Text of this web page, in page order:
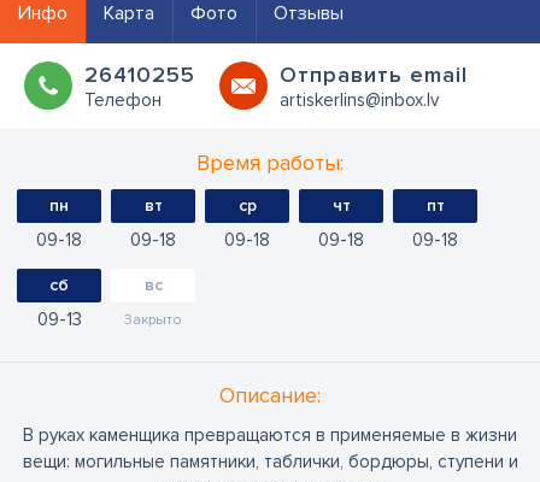
Инфо Карта Фото Отзывы
26410255
Телефон
Oтправить email
artiskerlins@inbox.lv
Время работы:
пн
09 18
вт
09 18
ср
09 18
чт
09 18
пт
09 18
сб
09 13
вс
Закрыто
Oписание:
В руках каменщика превращаются в применяемые в жизни
вещи: могильные памятники, таблички, бордюры, ступени и